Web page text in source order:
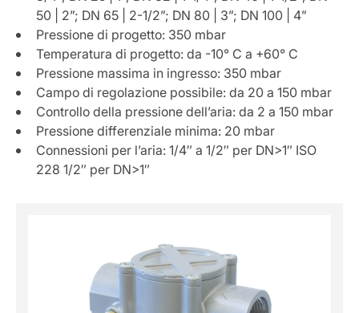
50 | 2”; DN 65 | 2-1/2”; DN 80 | 3”; DN 100 | 4”
Pressione di progetto: 350 mbar
Temperatura di progetto: da -10° C a +60° C
Pressione massima in ingresso: 350 mbar
Campo di regolazione possibile: da 20 a 150 mbar
Controllo della pressione dell’aria: da 2 a 150 mbar
Pressione differenziale minima: 20 mbar
Connessioni per l’aria: 1/4″ a 1/2″ per DN>1″ ISO
228 1/2″ per DN>1″